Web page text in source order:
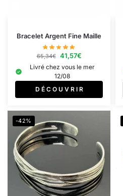
Bracelet Argent Fine Maille
65,34€ 41,57€
Livré chez vous le mer
12/08
D É C O U V R I R
-42%